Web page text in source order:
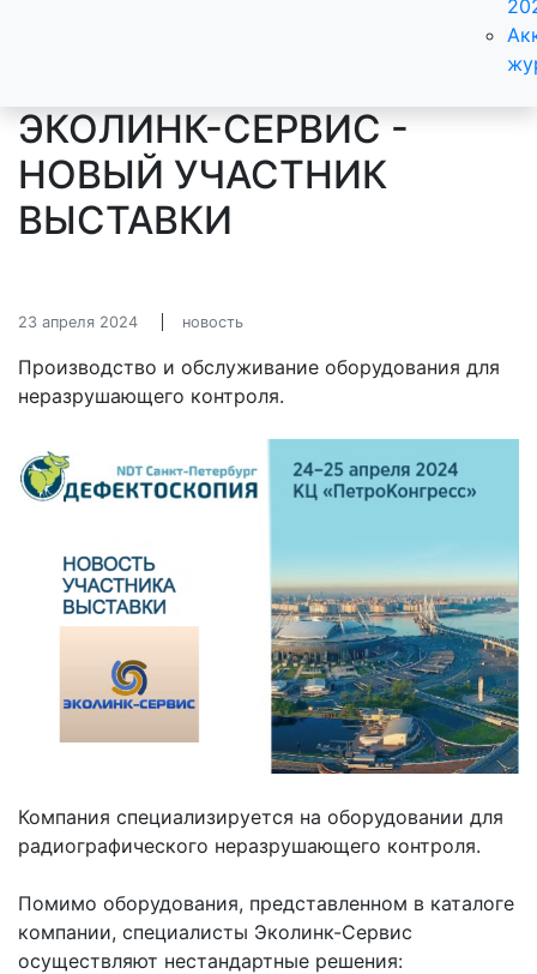
ЭКОЛИНК-СЕРВИС -
НОВЫЙ УЧАСТНИК
ВЫСТАВКИ
23 апреля 2024 новость
Производство и обслуживание оборудования для
неразрушающего контроля.
Компания специализируется на оборудовании для
радиографического неразрушающего контроля.
Помимо оборудования, представленном в каталоге
компании, специалисты Эколинк-Сервис
осуществляют нестандартные решения: